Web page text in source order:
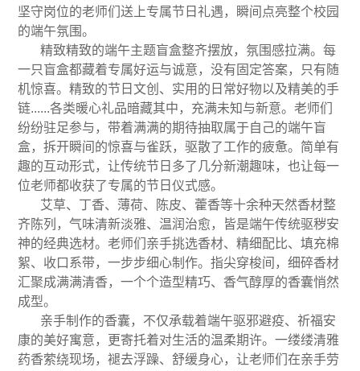
坚守岗位的老师们送上专属节日礼遇，瞬间点亮整个校园
的端午氛围。
精致精致的端午主题盲盒整齐摆放，氛围感拉满。每
一只盲盒都藏着专属好运与诚意，没有固定答案，只有随
机惊喜。精致的节日文创、实用的日常好物以及精美的手
链......各类暖心礼品暗藏其中，充满未知与新意。老师们
纷纷驻足参与，带着满满的期待抽取属于自己的端午盲
盒，拆开瞬间的惊喜与雀跃，驱散了工作的疲惫。简单有
趣的互动形式，让传统节日多了几分新潮趣味，也让每一
位老师都收获了专属的节日仪式感。
艾草、丁香、薄荷、陈皮、藿香等十余种天然香材整
齐陈列，气味清新淡雅、温润治愈，皆是端午传统驱秽安
神的经典选材。老师们亲手挑选香材、精细配比、填充棉
絮、收口系带，一步步细心制作。指尖穿梭间，细碎香材
汇聚成满满清香，一个个造型精巧、香气醇厚的香囊悄然
成型。
亲手制作的香囊，不仅承载着端午驱邪避疫、祈福安
康的美好寓意，更寄托着对生活的温柔期许。一缕缕清雅
药香萦绕现场，褪去浮躁、舒缓身心，让老师们在亲手劳